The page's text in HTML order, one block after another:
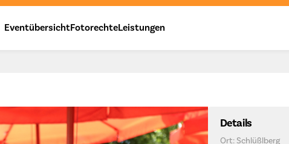
EventübersichtFotorechteLeistungen
Details
Ort: Schlüßlberg